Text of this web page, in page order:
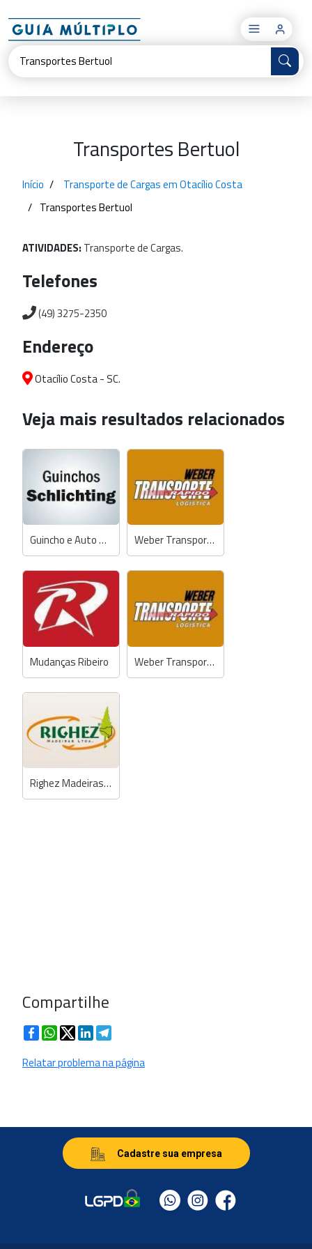
×
Transportes Bertuol
Início
Transporte de Cargas em Otacílio Costa
Transportes Bertuol
ATIVIDADES: TransportedeCargas.
Telefones
(49) 3275-2350
Endereço
Otacílio Costa - SC.
Veja mais resultados relacionados
Guincho e Auto Socorro Schlichting Weber Transporte Rápido Logística
Mudanças Ribeiro Weber Transporte Rápido Logística
Righez Madeiras e Transportadora
Compartilhe
FacebookWhatsApp
TwitterLinkedIn
Relatar problema na página
Cadastre sua empresa